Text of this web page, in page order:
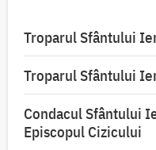
Troparul Sfântului
Troparul Sfântului
Condacul Sfântului
Episcopul Cizicului